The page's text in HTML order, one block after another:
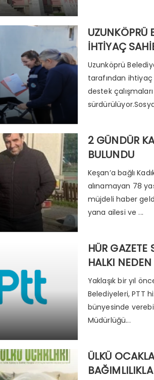
UZUNKÖPRÜ
İHTİYAÇ
ROLATÖR
Uzunköprü
tarafından
destek çalışmaları
2 GÜNDÜR
BULUNDU
Keşan’a bağlı
alınamayan 78
müjdeli haber
yana ailesi ve ...
HÜR GAZETE
HALKI
Yaklaşık bir yıl
Belediyeleri, PTT
bünyesinde
Müdürlüğü...
ÜLKÜ